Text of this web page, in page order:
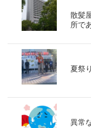
散髪
所で
夏祭
異常